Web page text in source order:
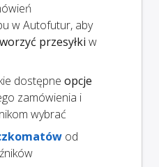
w Autofutur, aby
przesyłki w
dostępne opcje
zamówienia i
wybrać
od